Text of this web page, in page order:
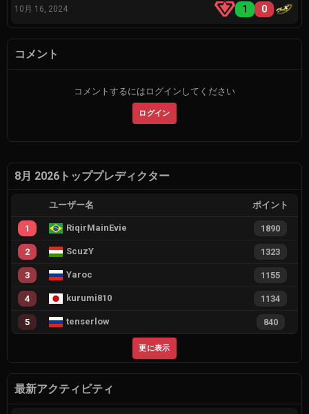
1 0
10月 16, 2024
コメント
コメントするにはログインしてください
ログイン
8月 2026トッププレディクター
ユーザー名 ポイント
1 RiqirMainEvie 1890
2 ScuzY 1323
3 Yaroc 1155
4 kurumi810 1134
5 tenserlow 840
更に表示
最新アクティビティ